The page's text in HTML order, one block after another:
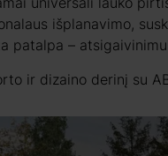
išplanavimo,
patalpa –
ir dizaino derinį su